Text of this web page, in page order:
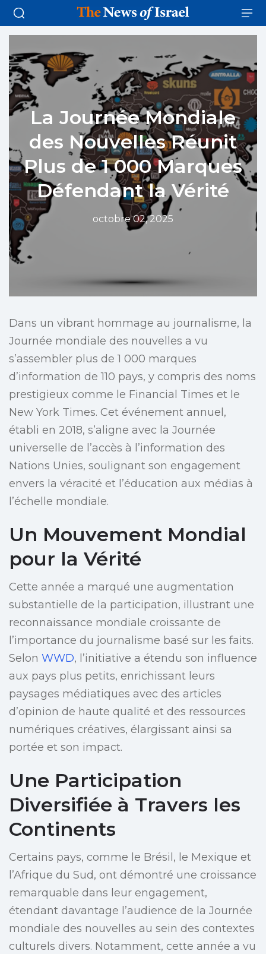
La Journée Mondiale
des Nouvelles Réunit
Plus de 1 000 Marques
Défendant la Vérité
octobre 02, 2025
Dans un vibrant hommage au journalisme, la
Journée mondiale des nouvelles a vu
s’assembler plus de 1 000 marques
d’information de 110 pays, y compris des noms
prestigieux comme le Financial Times et le
New York Times. Cet événement annuel,
établi en 2018, s’aligne avec la Journée
universelle de l’accès à l’information des
Nations Unies, soulignant son engagement
envers la véracité et l’éducation aux médias à
l’échelle mondiale.
Un Mouvement Mondial
pour la Vérité
Cette année a marqué une augmentation
substantielle de la participation, illustrant une
reconnaissance mondiale croissante de
l’importance du journalisme basé sur les faits.
Selon WWD, l’initiative a étendu son influence
aux pays plus petits, enrichissant leurs
paysages médiatiques avec des articles
d’opinion de haute qualité et des ressources
numériques créatives, élargissant ainsi sa
portée et son impact.
Une Participation
Diversifiée à Travers les
Continents
Certains pays, comme le Brésil, le Mexique et
l’Afrique du Sud, ont démontré une croissance
remarquable dans leur engagement,
étendant davantage l’audience de la Journée
mondiale des nouvelles au sein des contextes
culturels divers. Notamment, cette année a vu